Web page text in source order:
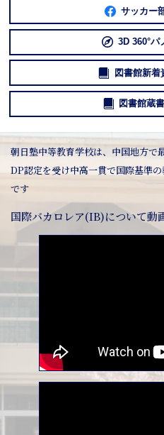
サッカー
3D 360°パ
図書館新着
図書館蔵
朝日塾中等教育学校は、中国地方
DP認定を受け中高一貫で国際基準
です
国際バカロレア(IB)について動